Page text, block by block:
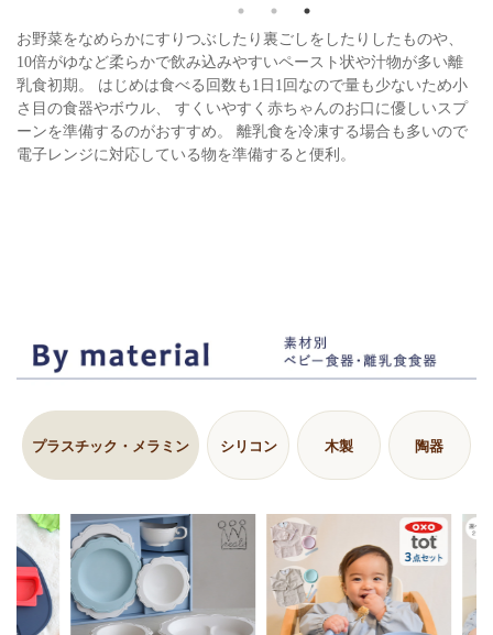
お野菜をなめらかにすりつぶしたり裏ごしをしたりしたものや、
10倍がゆなど柔らかで飲み込みやすいペースト状や汁物が多い離
乳食初期。 はじめは食べる回数も1日1回なので量も少ないため小
さ目の食器やボウル、 すくいやすく赤ちゃんのお口に優しいスプ
ーンを準備するのがおすすめ。 離乳食を冷凍する場合も多いので
電子レンジに対応している物を準備すると便利。
レアーレ（Reale） 100daysセ
ット（食器４点）
ミッキー・ミニー アイコンラ
ンチプレート
OXO Tot 吸
リッチェル トライ マグセット
プレミアム
Reale レアーレシリーズ・フ
ルセット（５点セット）
ミッキー・
ンチプレー
5,980円 送料
プラスチック・メラミン シリコン 木製 陶器